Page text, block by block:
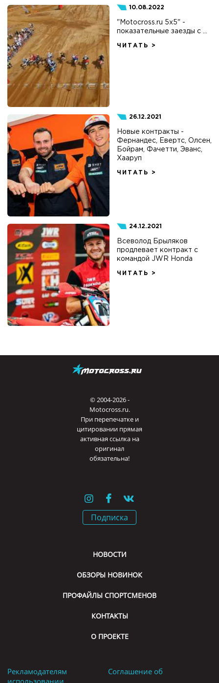
10.08.2022
"Motocross.ru 5x5" -
показательные заезды с ...
ЧИТАТЬ >
26.12.2021
Новые контракты -
Фернандес, Евертс, Олсен,
Бойрам, Фачетти, Эванс,
Хааруп
ЧИТАТЬ >
24.12.2021
Всеволод Брыляков
продлевает контракт с
командой JWR Honda
ЧИТАТЬ >
© 2004-2026 -
Motocross.ru.
При перепечатке и
цитировании прямая
активная ссылка на
оригинал
обязательна!
Подписка
НОВОСТИ
ОБЗОРЫ НОВИНОК
ПРОФАЙЛЫ СПОРТСМЕНОВ
КОНТАКТЫ
О ПРОЕКТЕ
Рекламодателям
Соглашение об
использовании